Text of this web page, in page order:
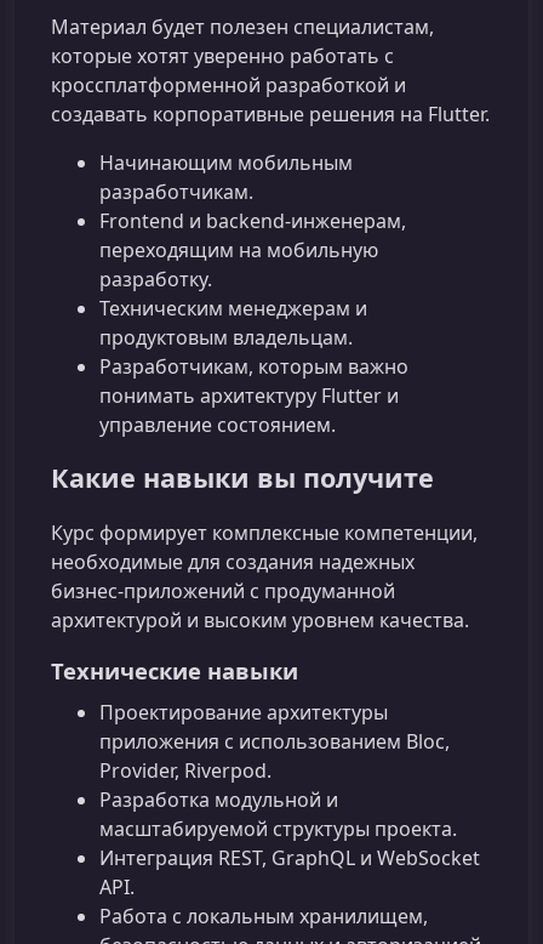
Материал будет полезен специалистам,
которые хотят уверенно работать с
кроссплатформенной разработкой и
создавать корпоративные решения на Flutter.
Начинающим мобильным
разработчикам.
Frontend и backend‑инженерам,
переходящим на мобильную
разработку.
Техническим менеджерам и
продуктовым владельцам.
Разработчикам, которым важно
понимать архитектуру Flutter и
управление состоянием.
Какие навыки вы получите
Курс формирует комплексные компетенции,
необходимые для создания надежных
бизнес‑приложений с продуманной
архитектурой и высоким уровнем качества.
Технические навыки
Проектирование архитектуры
приложения с использованием Bloc,
Provider, Riverpod.
Разработка модульной и
масштабируемой структуры проекта.
Интеграция REST, GraphQL и WebSocket
API.
Работа с локальным хранилищем,